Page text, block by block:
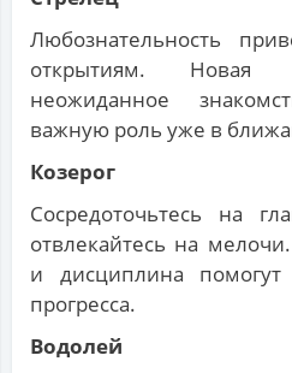
Любознательность
открытиям. Новая
неожиданное
важную роль уже в
Козерог
Сосредоточьтесь на
отвлекайтесь на
и дисциплина помогут
прогресса.
Водолей